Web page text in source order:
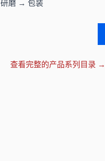
研磨 → 包装
查看完整的产品系列目录